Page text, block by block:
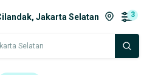
Jakarta Selatan 3
Selatan